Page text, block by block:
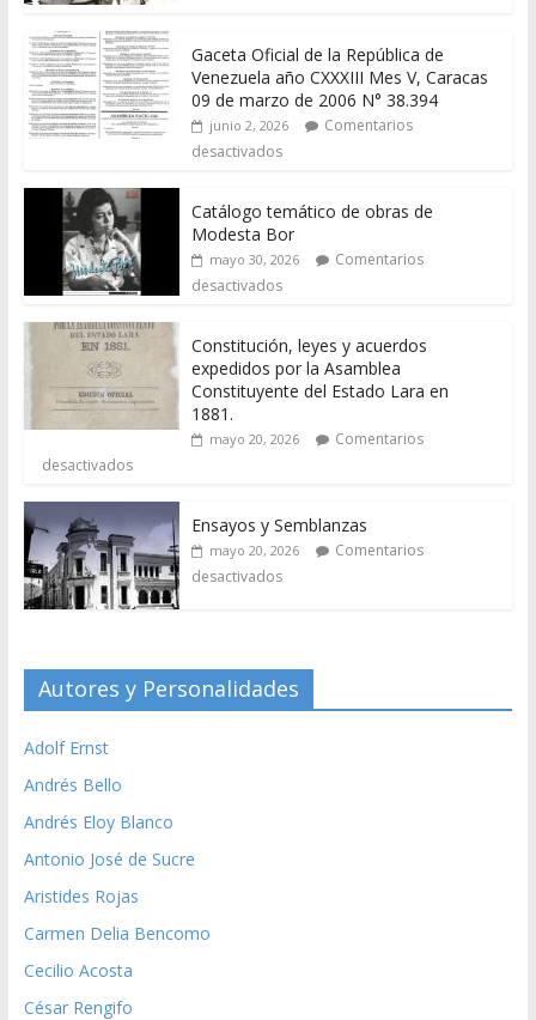
Gaceta Oficial de la República de
Venezuela año CXXXIII Mes V, Caracas
09 de marzo de 2006 N° 38.394
junio 2, 2026
Comentarios
desactivados
Catálogo temático de obras de
Modesta Bor
mayo 30, 2026
Comentarios
desactivados
Constitución, leyes y acuerdos
expedidos por la Asamblea
Constituyente del Estado Lara en
1881.
mayo 20, 2026
Comentarios
desactivados
Ensayos y Semblanzas
mayo 20, 2026
Comentarios
desactivados
Autores y Personalidades
Adolf Ernst
Andrés Bello
Andrés Eloy Blanco
Antonio José de Sucre
Aristides Rojas
Carmen Delia Bencomo
Cecilio Acosta
César Rengifo